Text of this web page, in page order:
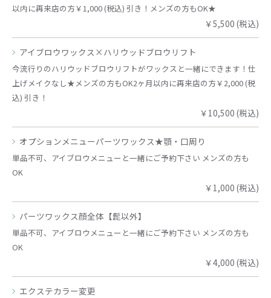
以内に再来店の方￥1,000 (税込) 引き！メンズの方もOK★
￥5,500 (税込)
アイブロウワックス×ハリウッドブロウリフト
今流行りのハリウッドブロウリフトがワックスと一緒にできます！仕
上げメイクなし★メンズの方もOK2ヶ月以内に再来店の方￥2,000 (税
込) 引き！
￥10,500 (税込)
オプションメニューパーツワックス★顎・口周り
単品不可、アイブロウメニューと一緒にご予約下さい メンズの方も
OK
￥1,000 (税込)
パーツワックス顔全体【髭以外】
単品不可、アイブロウメニューと一緒にご予約下さい メンズの方も
OK
￥4,000 (税込)
エクステカラー変更